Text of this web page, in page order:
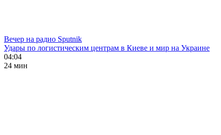
Вечер на радио Sputnik
Удары по логистическим центрам в Киеве и мир на Украине
04:04
24 мин